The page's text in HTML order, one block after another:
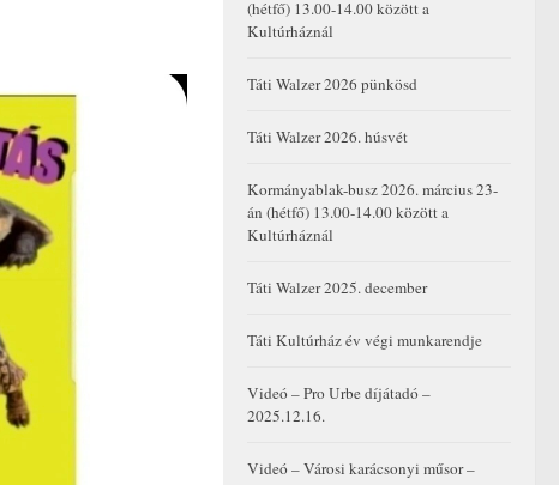
(hétfő) 13.00-14.00 között a
Kultúrháznál
Táti Walzer 2026 pünkösd
Táti Walzer 2026. húsvét
Kormányablak-busz 2026. március 23-
án (hétfő) 13.00-14.00 között a
Kultúrháznál
Táti Walzer 2025. december
Táti Kultúrház év végi munkarendje
Videó – Pro Urbe díjátadó –
2025.12.16.
Videó – Városi karácsonyi műsor –